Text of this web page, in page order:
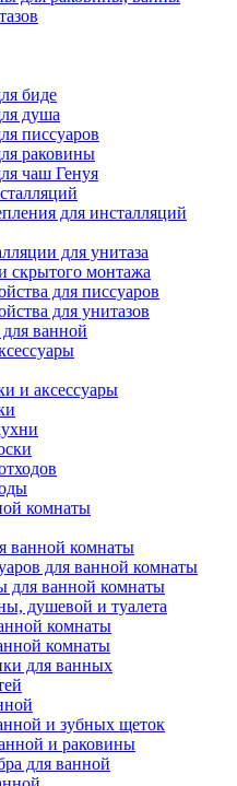
биде
душа
писсуаров
раковины
чаш Генуя
для инсталляций
для унитаза
скрытого монтажа
для писсуаров
для унитазов
ванной
и аксессуары
комнаты
ванной комнаты
для ванной комнаты
для ванной комнаты
душевой и туалета
комнаты
комнаты
для ванных
и зубных щеток
и раковины
для ванной